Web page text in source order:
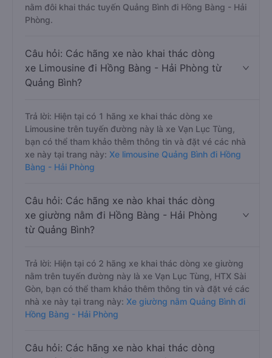
nằm đôi khai thác tuyến Quảng Bình đi Hồng Bàng - Hải
Phòng.
Câu hỏi: Các hãng xe nào khai thác dòng
xe Limousine đi Hồng Bàng - Hải Phòng từ
Quảng Bình?
Trả lời: Hiện tại có 1 hãng xe khai thác dòng xe
Limousine trên tuyến đường này là xe Vạn Lục Tùng,
bạn có thể tham khảo thêm thông tin và đặt vé các nhà
xe này tại trang này: Xe limousine Quảng Bình đi Hồng
Bàng - Hải Phòng
Câu hỏi: Các hãng xe nào khai thác dòng
xe giường nằm đi Hồng Bàng - Hải Phòng
từ Quảng Bình?
Trả lời: Hiện tại có 2 hãng xe khai thác dòng xe giường
nằm trên tuyến đường này là xe Vạn Lục Tùng, HTX Sài
Gòn, bạn có thể tham khảo thêm thông tin và đặt vé các
nhà xe này tại trang này: Xe giường nằm Quảng Bình đi
Hồng Bàng - Hải Phòng
Câu hỏi: Các hãng xe nào khai thác dòng